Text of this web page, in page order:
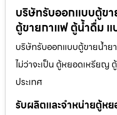
บริษัทรับออกแบบตู้ข
ตู้ขายกาแฟ ตู้น้ำดื่ม
บริษัทรับออกแบบตู้ขายน้ำย
ไม่ว่าจะเป็น ตู้หยอดเหรียญ
ประเทศ
รับผลิตและจำหน่ายตู้ห